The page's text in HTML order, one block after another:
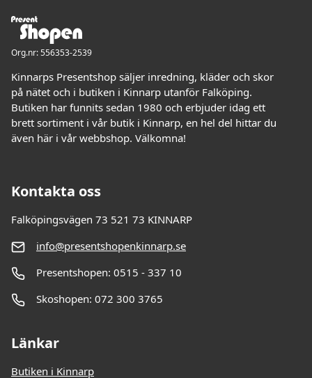
Org.nr: 556353-2539
Kinnarps Presentshop säljer inredning, kläder och skor
på nätet och i butiken i Kinnarp utanför Falköping.
Butiken har funnits sedan 1980 och erbjuder idag ett
brett sortiment i vår butik i Kinnarp, en hel del hittar du
även här i vår webbshop. Välkomna!
Kontakta oss
Falköpingsvägen 73 521 73 KINNARP
info@presentshopenkinnarp.se
Presentshopen: 0515 - 337 10
Skoshopen: 072 300 3765
Länkar
Butiken i Kinnarp